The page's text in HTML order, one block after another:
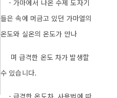
- 가마에서 나온 수제 도자기
들은 속에 머금고 있던 가마열의
온도와 실온의 온도가 만나
며 급격한 온도 차가 발생할
수 있습니다.
- 급격한 온도차, 사용법에 따